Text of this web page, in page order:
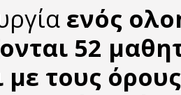
ενός
52
με τους